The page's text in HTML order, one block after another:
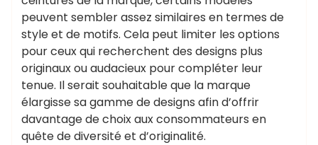
peuvent sembler assez similaires en termes de
style et de motifs. Cela peut limiter les options
pour ceux qui recherchent des designs plus
originaux ou audacieux pour compléter leur
tenue. Il serait souhaitable que la marque
élargisse sa gamme de designs afin d’offrir
davantage de choix aux consommateurs en
quête de diversité et d’originalité.